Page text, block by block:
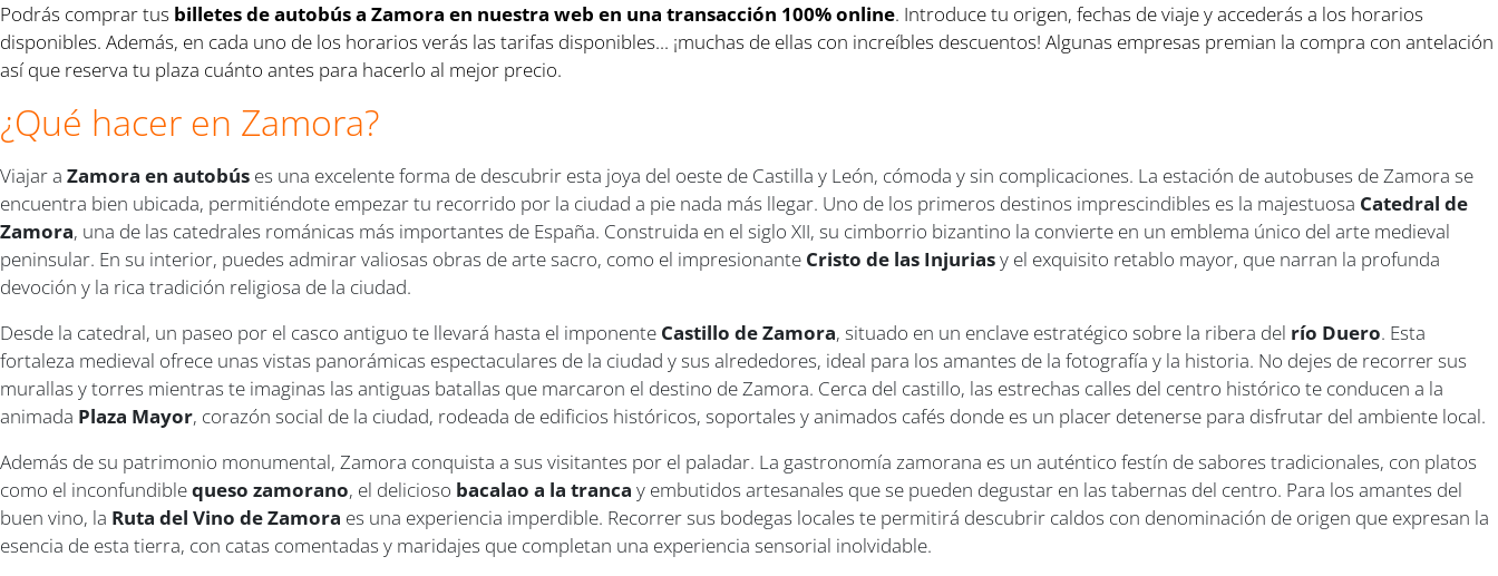
Podrás comprar tus billetes de autobús a Zamora en nuestra web en una transacción 100% online. Introduce tu origen, fechas de viaje y accederás a los horarios
disponibles. Además, en cada uno de los horarios verás las tarifas disponibles... ¡muchas de ellas con increíbles descuentos! Algunas empresas premian la compra con antelación
así que reserva tu plaza cuánto antes para hacerlo al mejor precio.
¿Qué hacer en Zamora?
Viajar a Zamora en autobús es una excelente forma de descubrir esta joya del oeste de Castilla y León, cómoda y sin complicaciones. La estación de autobuses de Zamora se
encuentra bien ubicada, permitiéndote empezar tu recorrido por la ciudad a pie nada más llegar. Uno de los primeros destinos imprescindibles es la majestuosa Catedral de
Zamora, una de las catedrales románicas más importantes de España. Construida en el siglo XII, su cimborrio bizantino la convierte en un emblema único del arte medieval
peninsular. En su interior, puedes admirar valiosas obras de arte sacro, como el impresionante Cristo de las Injuriasy el exquisito retablo mayor, que narran la profunda
devoción y la rica tradición religiosa de la ciudad.
Desde la catedral, un paseo por el casco antiguo te llevará hasta el imponente Castillo de Zamora, situado en un enclave estratégico sobre la ribera del río Duero. Esta
fortaleza medieval ofrece unas vistas panorámicas espectaculares de la ciudad y sus alrededores, ideal para los amantes de la fotografía y la historia. No dejes de recorrer sus
murallas y torres mientras te imaginas las antiguas batallas que marcaron el destino de Zamora. Cerca del castillo, las estrechas calles del centro histórico te conducen a la
animada Plaza Mayor, corazón social de la ciudad, rodeada de edificios históricos, soportales y animados cafés donde es un placer detenerse para disfrutar del ambiente local.
Además de su patrimonio monumental, Zamora conquista a sus visitantes por el paladar. La gastronomía zamorana es un auténtico festín de sabores tradicionales, con platos
como el inconfundiblequeso zamorano, el delicioso bacalao a la tranca y embutidos artesanales que se pueden degustar en las tabernas del centro. Para los amantes del
buen vino, la Ruta del Vino de Zamora es una experiencia imperdible. Recorrer sus bodegas locales te permitirá descubrir caldos con denominación de origen que expresan la
esencia de esta tierra, con catas comentadas y maridajes que completan una experiencia sensorial inolvidable.